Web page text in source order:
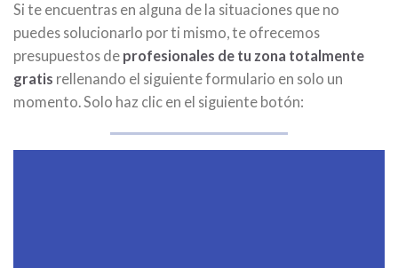
Si te encuentras en alguna de la situaciones que no
puedes solucionarlo por ti mismo, te ofrecemos
presupuestos de profesionales de tu zona totalmente
gratis rellenando el siguiente formulario en solo un
momento. Solo haz clic en el siguiente botón: